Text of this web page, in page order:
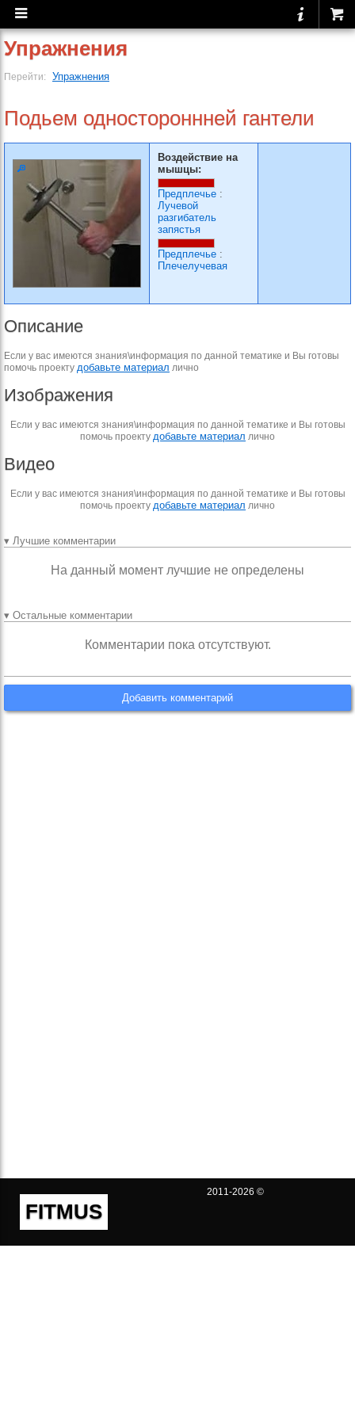
Упражнения
Перейти: Упражнения
Подьем одностороннней гантели
Воздействие на
мышцы:
Предплечье :
Лучевой
разгибатель
запястья
Предплечье :
Плечелучевая
Описание
Если у вас имеются знания\информация по данной тематике и Вы готовы
помочь проекту добавьте материал лично
Изображения
Если у вас имеются знания\информация по данной тематике и Вы готовы
помочь проекту добавьте материал лично
Видео
Если у вас имеются знания\информация по данной тематике и Вы готовы
помочь проекту добавьте материал лично
▾ Лучшие комментарии
На данный момент лучшие не определены
▾ Остальные комментарии
Комментарии пока отсутствуют.
Добавить комментарий
FITMUS
2011-2026 ©